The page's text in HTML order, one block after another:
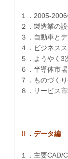
１．2005-
２．製造業の
３．自動車と
４．ビジネス
５．ようやく3
６．半導体市
７．ものづく
８．サービス
Ⅱ．データ編
１．主要CAD/